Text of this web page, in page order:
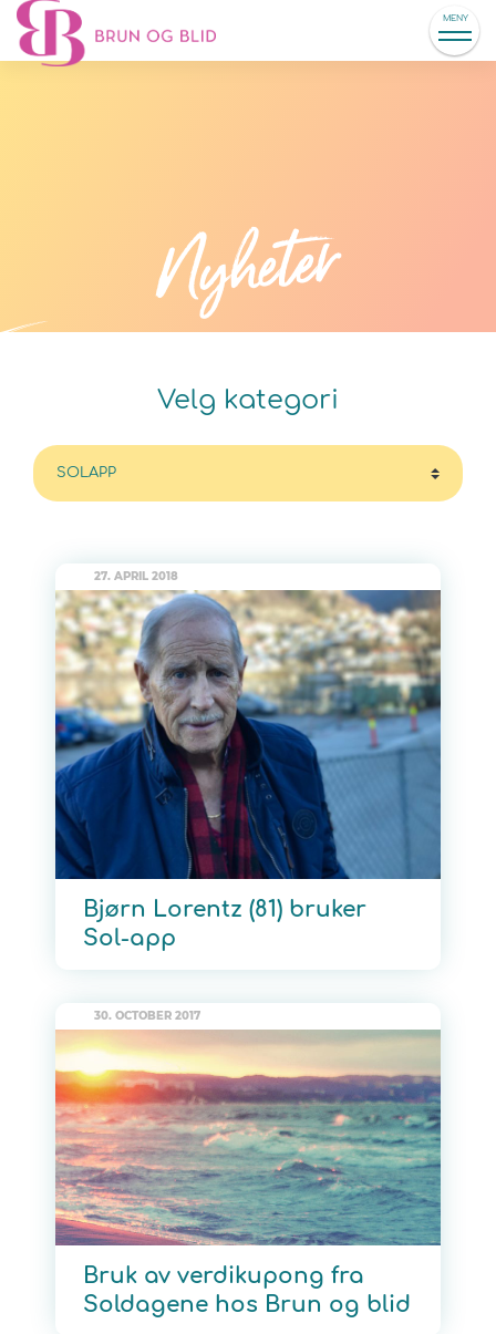
MENY
Nyheter
Velg kategori
27. APRIL 2018
Bjørn Lorentz (81) bruker
Sol-app
30. OCTOBER 2017
Bruk av verdikupong fra
Soldagene hos Brun og blid